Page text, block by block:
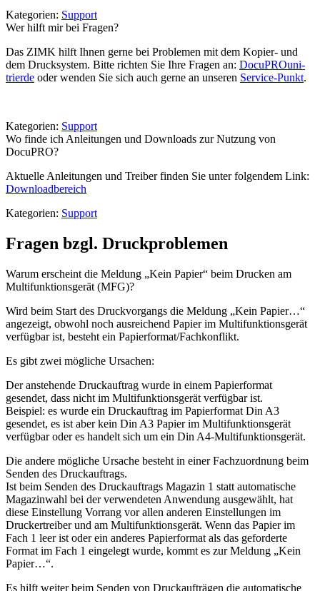
Kategorien: Support
Wer hilft mir bei Fragen?
Das ZIMK hilft Ihnen gerne bei Problemen mit dem Kopier- und
dem Drucksystem. Bitte richten Sie Ihre Fragen an: DocuPROuni-
trierde oder wenden Sie sich auch gerne an unseren Service-Punkt.
Kategorien: Support
Wo finde ich Anleitungen und Downloads zur Nutzung von
DocuPRO?
Aktuelle Anleitungen und Treiber finden Sie unter folgendem Link:
Downloadbereich
Kategorien: Support
Fragen bzgl. Druckproblemen
Warum erscheint die Meldung „Kein Papier“ beim Drucken am
Multifunktionsgerät (MFG)?
Wird beim Start des Druckvorgangs die Meldung „Kein Papier…“
angezeigt, obwohl noch ausreichend Papier im Multifunktionsgerät
verfügbar ist, besteht ein Papierformat/Fachkonflikt.
Es gibt zwei mögliche Ursachen:
Der anstehende Druckauftrag wurde in einem Papierformat
gesendet, dass nicht im Multifunktionsgerät verfügbar ist.
Beispiel: es wurde ein Druckauftrag im Papierformat Din A3
gesendet, es ist aber kein Din A3 Papier im Multifunktionsgerät
verfügbar oder es handelt sich um ein Din A4-Multifunktionsgerät.
Die andere mögliche Ursache besteht in einer Fachzuordnung beim
Senden des Druckauftrags.
Ist beim Senden des Druckauftrags Magazin 1 statt automatische
Magazinwahl bei der verwendeten Anwendung ausgewählt, hat
diese Einstellung Vorrang vor allen anderen Einstellungen im
Druckertreiber und am Multifunktionsgerät. Wenn das Papier im
Fach 1 leer ist oder ein anderes Papierformat als das geforderte
Format im Fach 1 eingelegt wurde, kommt es zur Meldung „Kein
Papier…“.
Es hilft weiter beim Senden von Druckaufträgen die automatische